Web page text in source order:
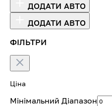
ДОДАТИ АВТО
ДОДАТИ АВТО
ФІЛЬТРИ
Ціна
Мінімальний Діапазон